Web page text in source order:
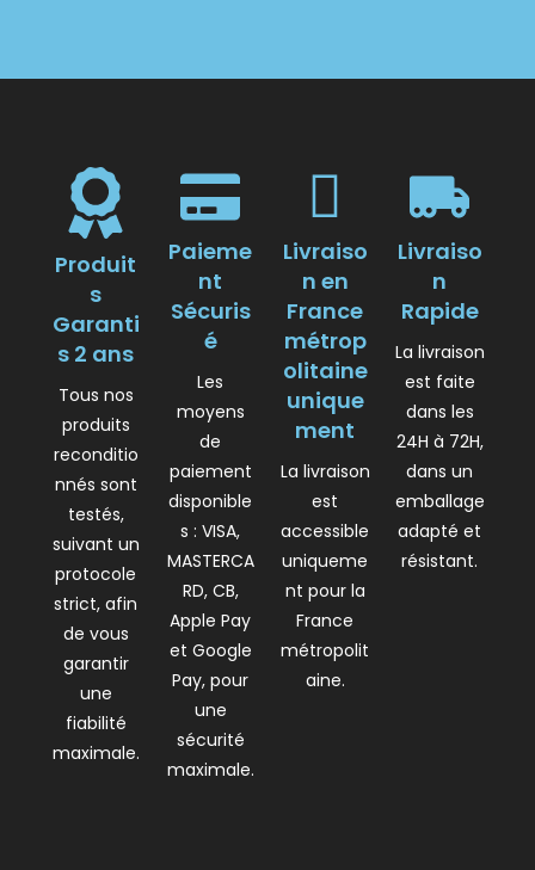
Produit
s
Garanti
s 2 ans
Tous nos
produits
reconditio
nnés sont
testés,
suivant un
protocole
strict, afin
de vous
garantir
une
fiabilité
maximale.
Paieme
nt
Sécuris
é
Les
moyens
de
paiement
disponible
s : VISA,
MASTERCA
RD, CB,
Apple Pay
et Google
Pay, pour
une
sécurité
maximale.
Livraiso
n en
France
métrop
olitaine
unique
ment
La livraison
est
accessible
uniqueme
nt pour la
France
métropolit
aine.
Livraiso
n
Rapide
La livraison
est faite
dans les
24H à 72H,
dans un
emballage
adapté et
résistant.